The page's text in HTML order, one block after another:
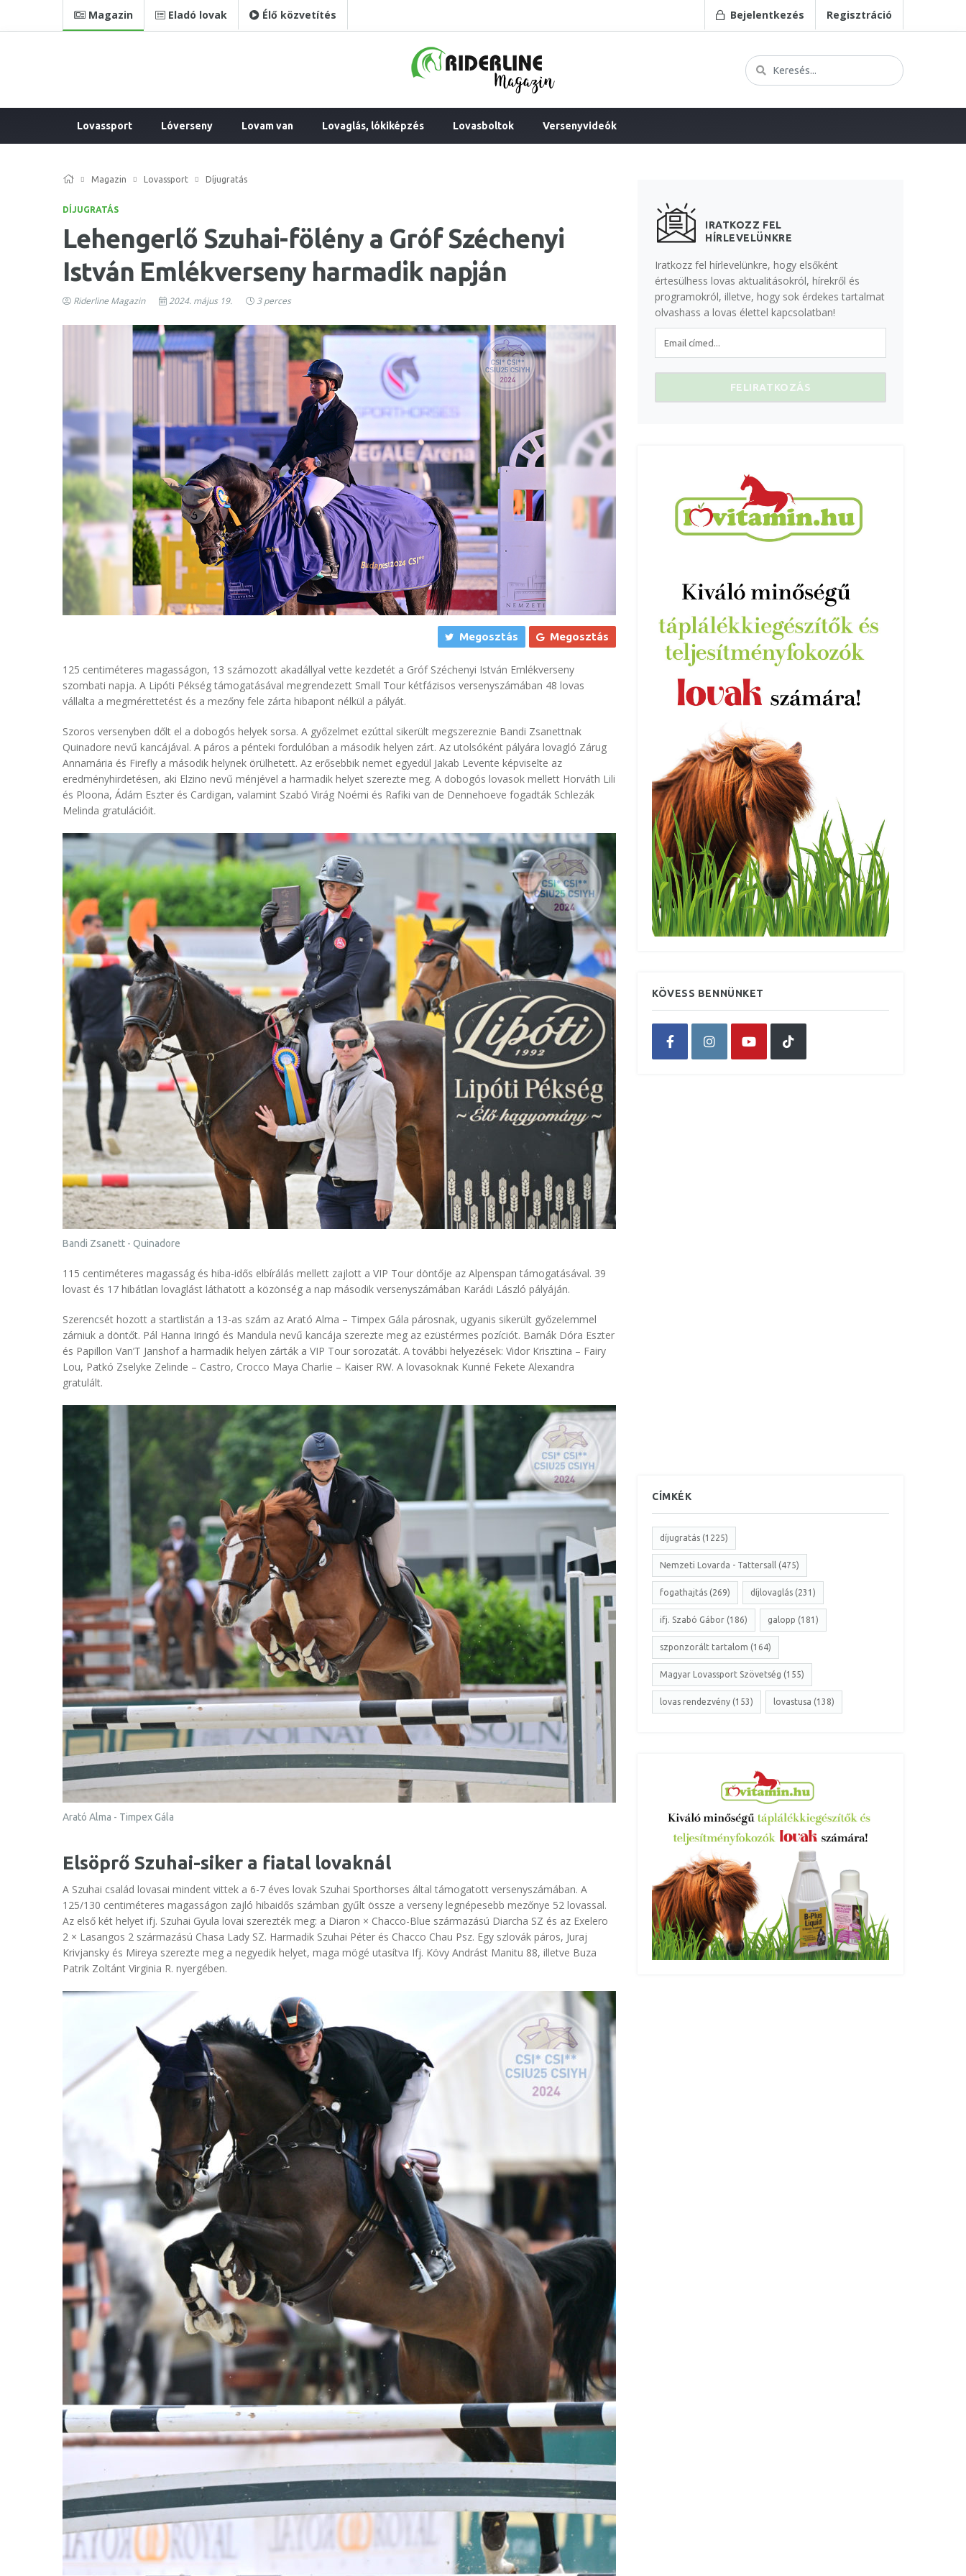
Magazin Eladó lovak Élő közvetítés Bejelentkezés Regisztráció
Lovassport Lóverseny Lovam van Lovaglás, lókiképzés Lovasboltok Versenyvideók
Magazin Lovassport Díjugratás
DÍJUGRATÁS
Lehengerlő Szuhai-fölény a Gróf Széchenyi
István Emlékverseny harmadik napján
Riderline Magazin 2024. május 19. 3 perces
Megosztás Megosztás
125 centiméteres magasságon, 13 számozott akadállyal vette kezdetét a Gróf Széchenyi István Emlékverseny
szombati napja. A Lipóti Pékség támogatásával megrendezett Small Tour kétfázisos versenyszámában 48 lovas
vállalta a megmérettetést és a mezőny fele zárta hibapont nélkül a pályát.
Szoros versenyben dőlt el a dobogós helyek sorsa. A győzelmet ezúttal sikerült megszereznie Bandi Zsanettnak
Quinadore nevű kancájával. A páros a pénteki fordulóban a második helyen zárt. Az utolsóként pályára lovagló Zárug
Annamária és Firefly a második helynek örülhetett. Az erősebbik nemet egyedül Jakab Levente képviselte az
eredményhirdetésen, aki Elzino nevű ménjével a harmadik helyet szerezte meg. A dobogós lovasok mellett Horváth Lili
és Ploona, Ádám Eszter és Cardigan, valamint Szabó Virág Noémi és Rafiki van de Dennehoeve fogadták Schlezák
Melinda gratulációit.
Bandi Zsanett - Quinadore
115 centiméteres magasság és hiba-idős elbírálás mellett zajlott a VIP Tour döntője az Alpenspan támogatásával. 39
lovast és 17 hibátlan lovaglást láthatott a közönség a nap második versenyszámában Karádi László pályáján.
Szerencsét hozott a startlistán a 13-as szám az Arató Alma – Timpex Gála párosnak, ugyanis sikerült győzelemmel
zárniuk a döntőt. Pál Hanna Iringó és Mandula nevű kancája szerezte meg az ezüstérmes pozíciót. Barnák Dóra Eszter
és Papillon Van’T Janshof a harmadik helyen zárták a VIP Tour sorozatát. A további helyezések: Vidor Krisztina – Fairy
Lou, Patkó Zselyke Zelinde – Castro, Crocco Maya Charlie – Kaiser RW. A lovasoknak Kunné Fekete Alexandra
gratulált.
Arató Alma - Timpex Gála
Elsöprő Szuhai-siker a fiatal lovaknál
A Szuhai család lovasai mindent vittek a 6-7 éves lovak Szuhai Sporthorses által támogatott versenyszámában. A
125/130 centiméteres magasságon zajló hibaidős számban gyűlt össze a verseny legnépesebb mezőnye 52 lovassal.
Az első két helyet ifj. Szuhai Gyula lovai szerezték meg: a Diaron × Chacco-Blue származású Diarcha SZ és az Exelero
2 × Lasangos 2 származású Chasa Lady SZ. Harmadik Szuhai Péter és Chacco Chau Psz. Egy szlovák páros, Juraj
Krivjansky és Mireya szerezte meg a negyedik helyet, maga mögé utasítva Ifj. Kövy Andrást Manitu 88, illetve Buza
Patrik Zoltánt Virginia R. nyergében.
IRATKOZZ FEL
HÍRLEVELÜNKRE
Iratkozz fel hírlevelünkre, hogy elsőként
értesülhess lovas aktualitásokról, hírekről és
programokról, illetve, hogy sok érdekes tartalmat
olvashass a lovas élettel kapcsolatban!
KÖVESS BENNÜNKET
CÍMKÉK
díjugratás (1225)
Nemzeti Lovarda - Tattersall (475)
fogathajtás (269) díjlovaglás (231)
ifj. Szabó Gábor (186) galopp (181)
szponzorált tartalom (164)
Magyar Lovassport Szövetség (155)
lovas rendezvény (153) lovastusa (138)